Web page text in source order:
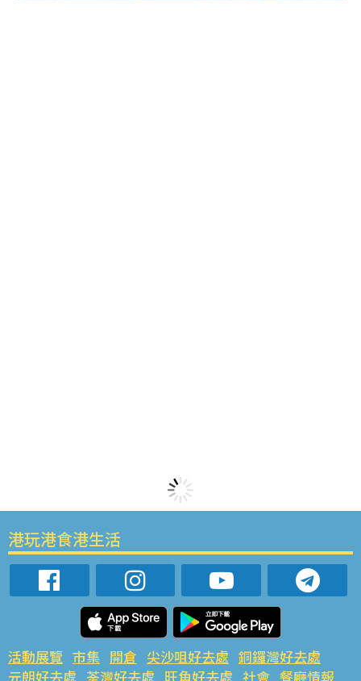
港玩港食港生活
活動展覽 市集 開倉 尖沙咀好去處 銅鑼灣好去處
元朗好去處 荃灣好去處 旺角好去處 社會 餐廳情報